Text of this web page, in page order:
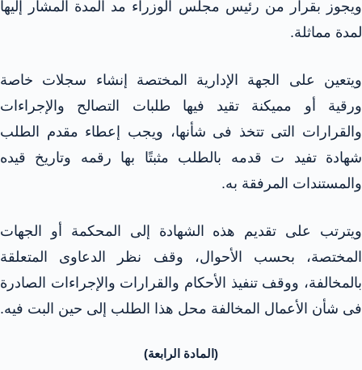
ويجوز بقرار من رئيس مجلس الوزراء مد المدة المشار إليها
لمدة مماثلة.
ويتعين على الجهة الإدارية المختصة إنشاء سجلات خاصة
ورقية أو مميكنة تقيد فيها طلبات التصالح والإجراءات
والقرارات التى تتخذ فى شأنها، ويجب إعطاء مقدم الطلب
شهادة تفيد ت قدمه بالطلب مثبتًا بها رقمه وتاريخ قيده
والمستندات المرفقة به.
ويترتب على تقديم هذه الشهادة إلى المحكمة أو الجهات
المختصة، بحسب الأحوال، وقف نظر الدعاوى المتعلقة
بالمخالفة، ووقف تنفيذ الأحكام والقرارات والإجراءات الصادرة
فى شأن الأعمال المخالفة محل هذا الطلب إلى حين البت فيه.
(المادة الرابعة)